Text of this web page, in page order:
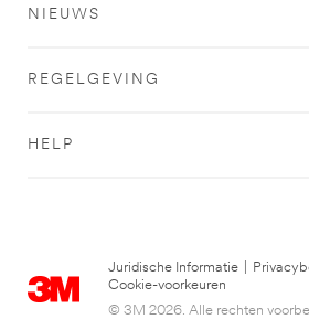
NIEUWS
REGELGEVING
HELP
Juridische Informatie
Cookie-voorkeuren
© 3M 2026. Alle rechten